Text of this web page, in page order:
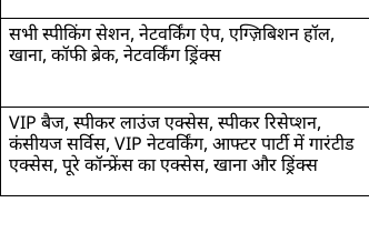
सभी स्पीकिंग सेशन, नेटवर्किंग ऐप, एग्ज़िबिशन हॉल,
खाना, कॉफी ब्रेक, नेटवर्किंग ड्रिंक्स
VIP बैज, स्पीकर लाउंज एक्सेस, स्पीकर रिसेप्शन,
कंसीयज सर्विस, VIP नेटवर्किंग, आफ्टर पार्टी में गारंटीड
एक्सेस, पूरे कॉन्फ्रेंस का एक्सेस, खाना और ड्रिंक्स